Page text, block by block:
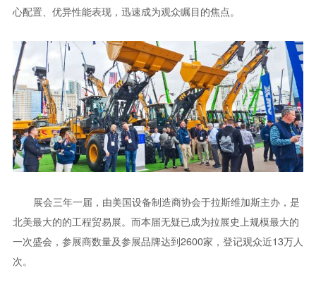
心配置、优异性能表现，迅速成为观众瞩目的焦点。
展会三年一届，由美国设备制造商协会于拉斯维加斯主办，是
北美最大的的工程贸易展。而本届无疑已成为拉展史上规模最大的
一次盛会，参展商数量及参展品牌达到2600家，登记观众近13万人
次。